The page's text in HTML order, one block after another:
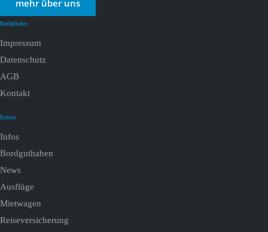
mehr über uns
Rechtliches
Impressum
Datenschutz
AGB
Kontakt
Extras
Infos
Bordguthaben
News
Ausflüge
Mietwagen
Reiseversicherung